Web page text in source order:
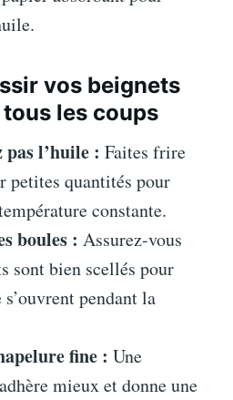
vos beignets
les coups
pas l’huile : Faites frire
petites quantités pour
constante.
boules : Assurez-vous
sont bien scellés pour
pendant la
fine : Une
mieux et donne une